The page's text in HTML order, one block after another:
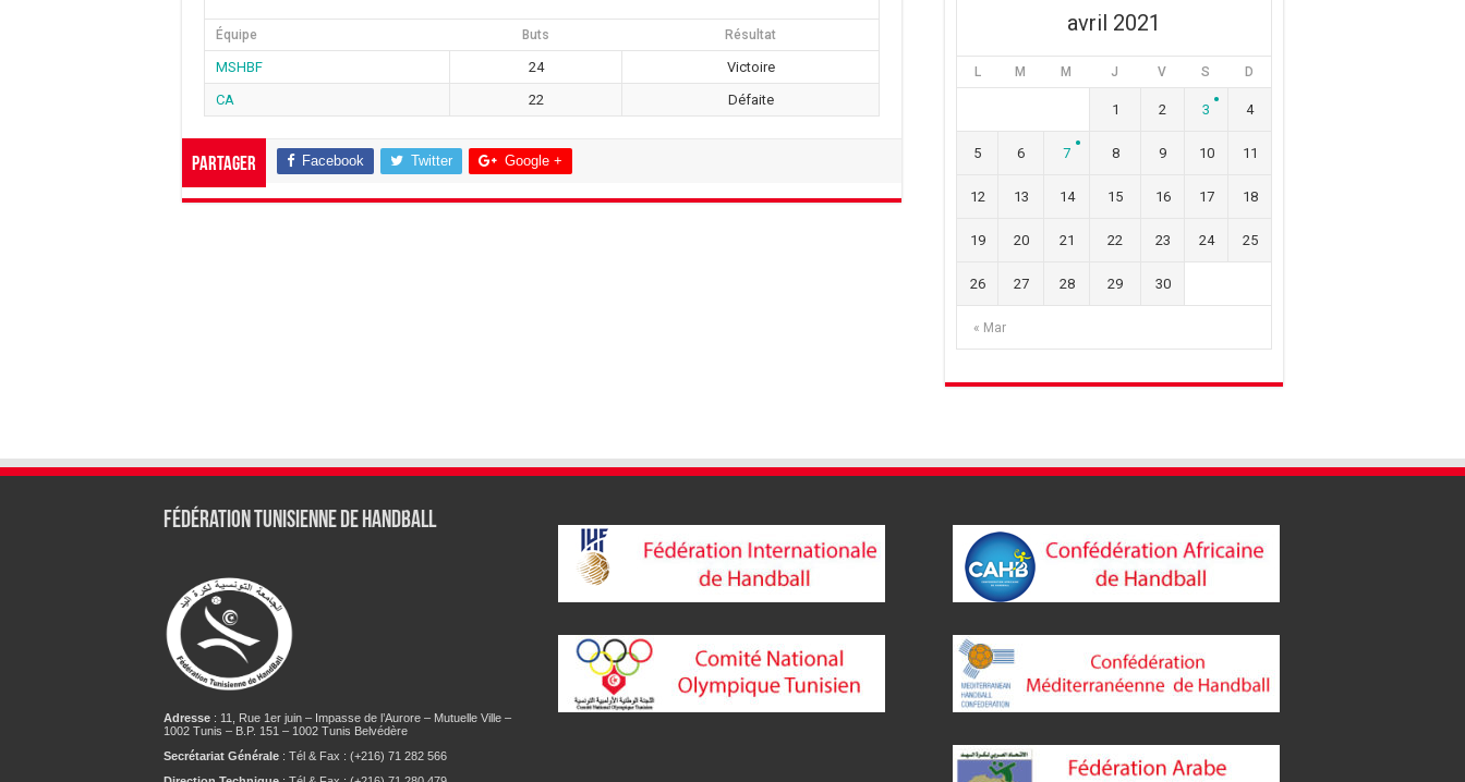
Équipe Buts Résultat
MSHBF 24
Victoire
CA
22 Défaite
Partager Facebook Twitter Google +
avril 2021
L M M J V S D
« Mar
1 2 3 4
5 6 7 8 9 10 11
12 13 14 15 16 17 18
19 20 21 22 23 24 25
26 27 28 29 30
Fédération tunisienne de Handball
Adresse: 11, Rue 1er juin – Impasse de l’Aurore – Mutuelle Ville –
1002 Tunis – B.P. 151 – 1002 Tunis Belvédère
Secrétariat Générale: Tél & Fax : (+216) 71 282 566